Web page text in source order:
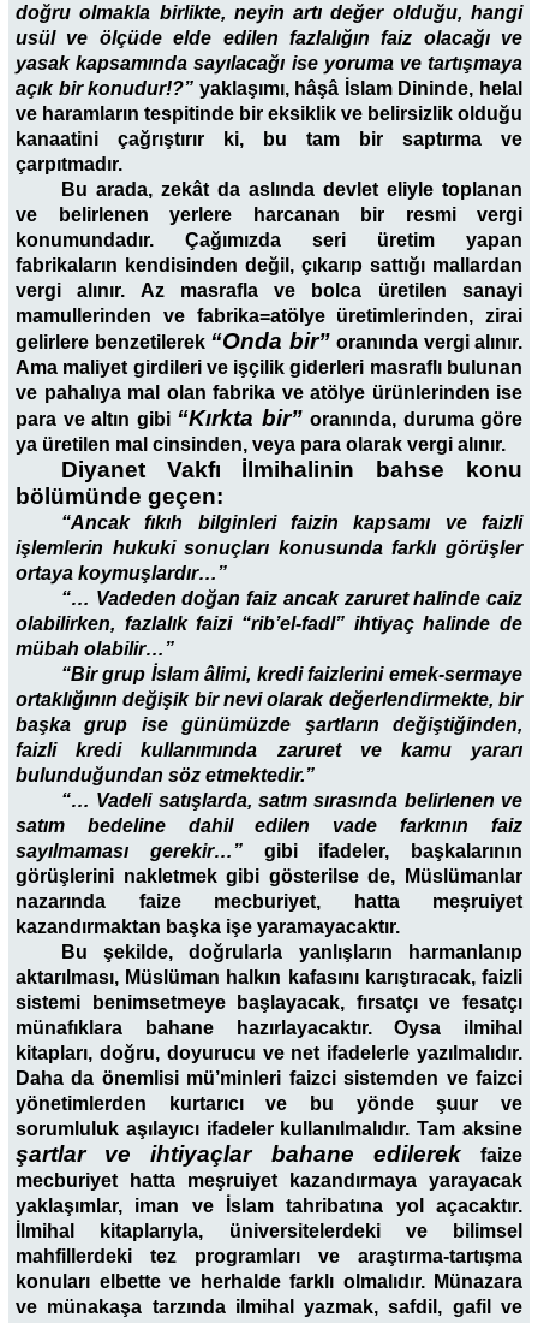
doğru olmakla birlikte, neyin artı değer olduğu, hangi
usül ve ölçüde elde edilen fazlalığın faiz olacağı ve
yasak kapsamında sayılacağı ise yoruma ve tartışmaya
açık bir konudur!?” yaklaşımı, hâşâ İslam Dininde, helal
ve haramların tespitinde bir eksiklik ve belirsizlik olduğu
kanaatini çağrıştırır ki, bu tam bir saptırma ve
çarpıtmadır.
Bu arada, zekât da aslında devlet eliyle toplanan
ve belirlenen yerlere harcanan bir resmi vergi
konumundadır. Çağımızda seri üretim yapan
fabrikaların kendisinden değil, çıkarıp sattığı mallardan
vergi alınır. Az masrafla ve bolca üretilen sanayi
mamullerinden ve fabrika=atölye üretimlerinden, zirai
gelirlere benzetilerek “Onda bir” oranında vergi alınır.
Ama maliyet girdileri ve işçilik giderleri masraflı bulunan
ve pahalıya mal olan fabrika ve atölye ürünlerinden ise
para ve altın gibi “Kırkta bir” oranında, duruma göre
ya üretilen mal cinsinden, veya para olarak vergi alınır.
Diyanet Vakfı İlmihalinin bahse konu
bölümünde geçen:
“Ancak fıkıh bilginleri faizin kapsamı ve faizli
işlemlerin hukuki sonuçları konusunda farklı görüşler
ortaya koymuşlardır…”
“… Vadeden doğan faiz ancak zaruret halinde caiz
olabilirken, fazlalık faizi “rib’el-fadl” ihtiyaç halinde de
mübah olabilir…”
“Bir grup İslam âlimi, kredi faizlerini emek-sermaye
ortaklığının değişik bir nevi olarak değerlendirmekte, bir
başka grup ise günümüzde şartların değiştiğinden,
faizli kredi kullanımında zaruret ve kamu yararı
bulunduğundan söz etmektedir.”
“… Vadeli satışlarda, satım sırasında belirlenen ve
satım bedeline dahil edilen vade farkının faiz
sayılmaması gerekir…” gibi ifadeler, başkalarının
görüşlerini nakletmek gibi gösterilse de, Müslümanlar
nazarında faize mecburiyet, hatta meşruiyet
kazandırmaktan başka işe yaramayacaktır.
Bu şekilde, doğrularla yanlışların harmanlanıp
aktarılması, Müslüman halkın kafasını karıştıracak, faizli
sistemi benimsetmeye başlayacak, fırsatçı ve fesatçı
münafıklara bahane hazırlayacaktır. Oysa ilmihal
kitapları, doğru, doyurucu ve net ifadelerle yazılmalıdır.
Daha da önemlisi mü’minleri faizci sistemden ve faizci
yönetimlerden kurtarıcı ve bu yönde şuur ve
sorumluluk aşılayıcı ifadeler kullanılmalıdır. Tam aksine
şartlar ve ihtiyaçlar bahane edilerek
faize
mecburiyet hatta meşruiyet kazandırmaya yarayacak
yaklaşımlar, iman ve İslam tahribatına yol açacaktır.
İlmihal kitaplarıyla, üniversitelerdeki ve bilimsel
mahfillerdeki tez programları ve araştırma-tartışma
konuları elbette ve herhalde farklı olmalıdır. Münazara
ve münakaşa tarzında ilmihal yazmak, safdil, gafil ve